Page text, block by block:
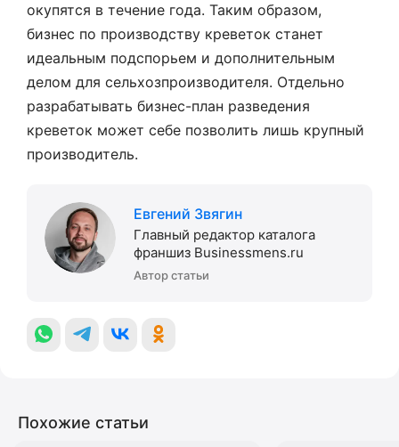
окупятся в течение года. Таким образом,
бизнес по производству креветок станет
идеальным подспорьем и дополнительным
делом для сельхозпроизводителя. Отдельно
разрабатывать бизнес-план разведения
креветок может себе позволить лишь крупный
производитель.
Евгений Звягин
Главный редактор каталога
франшиз Businessmens.ru
Автор статьи
Похожие статьи